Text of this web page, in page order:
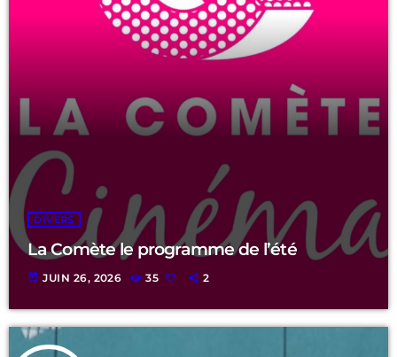
DIVERS
La Comète le programme de l’été
today JUIN 26, 2026 35 2